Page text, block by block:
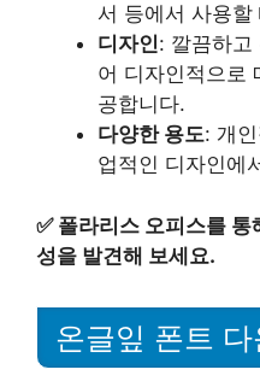
서 등에서 사용
디자인: 깔끔하고
어 디자인적으로
공합니다.
다양한 용도: 개
업적인 디자인에
✅ 폴라리스 오피스를
성을 발견해 보세요.
온글잎 폰트